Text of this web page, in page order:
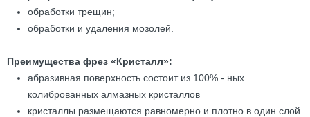
обработки трещин;
обработки и удаления мозолей.
Преимущества фрез «Кристалл»:
абразивная поверхность состоит из 100% - ных
колиброванных алмазных кристаллов
кристаллы размещаются равномерно и плотно в один слой